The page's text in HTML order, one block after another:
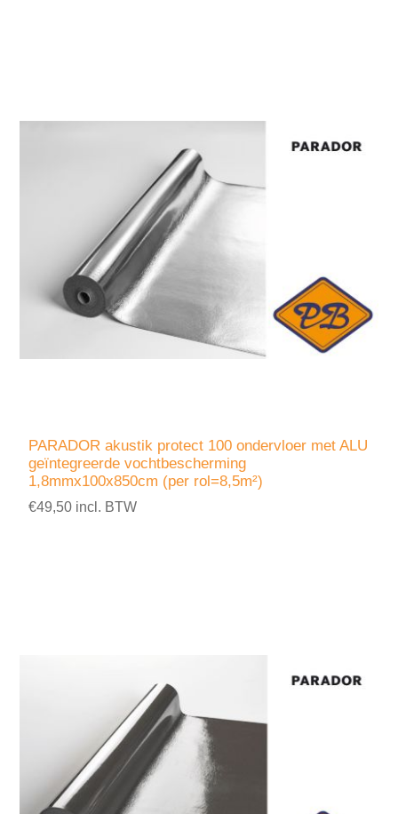
PARADOR akustik protect 100 ondervloer met ALU
geïntegreerde vochtbescherming
1,8mmx100x850cm (per rol=8,5m²)
€49,50 incl. BTW